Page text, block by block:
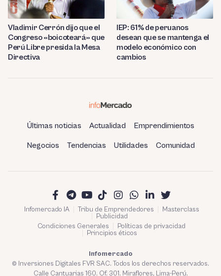
Vladimir Cerrón dijo que el
Congreso «boicoteará» que
Perú Libre presida la Mesa
Directiva
IEP: 61% de peruanos
desean que se mantenga el
modelo económico con
cambios
Últimas noticias Actualidad Emprendimientos
Negocios Tendencias Utilidades Comunidad
Infomercado IA Tribu de Emprendedores
Masterclass
Publicidad
Condiciones Generales
Políticas de privacidad
Principios éticos
Infomercado
© Inversiones Digitales FVR SAC. Todos los derechos reservados.
Calle Cantuarias 160. Of. 301. Miraflores, Lima-Perú.